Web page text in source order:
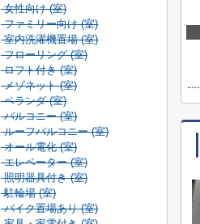
女性向け (室)
ファミリー向け (室)
室内洗濯機置場 (室)
フローリング (室)
ロフト付き (室)
メゾネット (室)
ベランダ (室)
バルコニー (室)
ルーフバルコニー (室)
オール電化 (室)
エレベーター (室)
照明器具付き (室)
駐輪場 (室)
バイク置場あり (室)